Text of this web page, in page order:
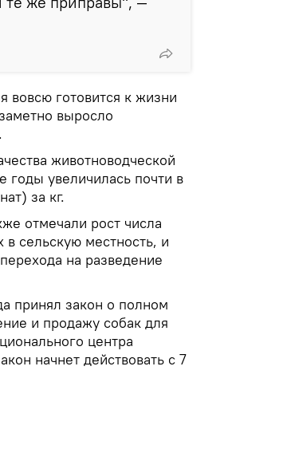
вовсю готовится к жизни
выросло
животноводческой
годы увеличилась почти в
за кг.
отмечали рост числа
сельскую местность, и
на разведение
принял закон о полном
и продажу собак для
центра
начнет действовать с 7